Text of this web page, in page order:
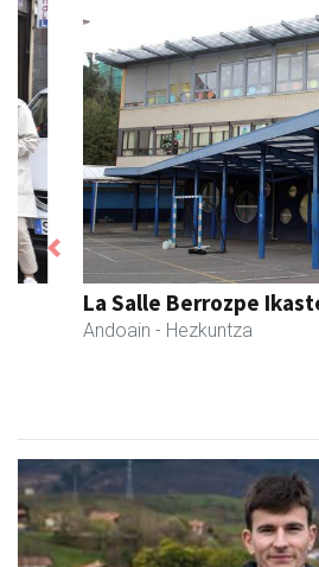
La Salle Berrozpe Ikastetxea
Andoain - Hezkuntza
Previous